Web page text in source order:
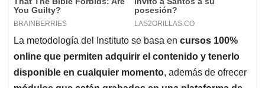
La metodología del Instituto se basa en cursos 100%
online que permiten adquirir el contenido y tenerlo
disponible en cualquier momento, además de ofrecer